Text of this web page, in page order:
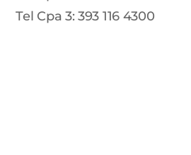
Tel Cpa 3: 393 116 4300